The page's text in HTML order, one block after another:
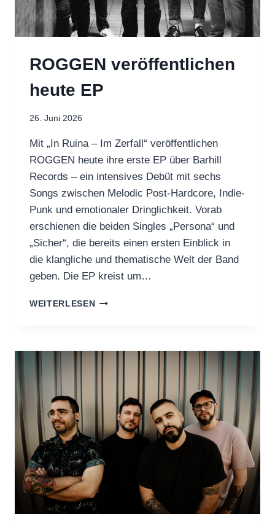
ROGGEN veröffentlichen
heute EP
26. Juni 2026
Mit „In Ruina – Im Zerfall“ veröffentlichen
ROGGEN heute ihre erste EP über Barhill
Records – ein intensives Debüt mit sechs
Songs zwischen Melodic Post-Hardcore, Indie-
Punk und emotionaler Dringlichkeit. Vorab
erschienen die beiden Singles „Persona“ und
„Sicher“, die bereits einen ersten Einblick in
die klangliche und thematische Welt der Band
geben. Die EP kreist um…
WEITERLESENROGGEN